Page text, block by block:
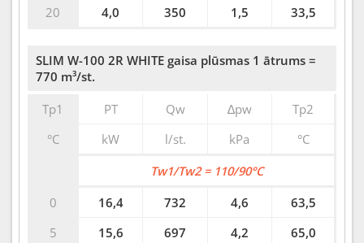
20
4,0
350 1,5 33,5
SLIM W-100 2R WHITE gaisa plūsmas 1 ātrums =
770 m³/st.
Tp1
°C
PT Qw ∆pw
Tp2
kW
l/st. kPa °C
0
5
Tw1/Tw2 = 110/90°C
16,4
732 4,6
63,5
15,6
697 4,2
65,0